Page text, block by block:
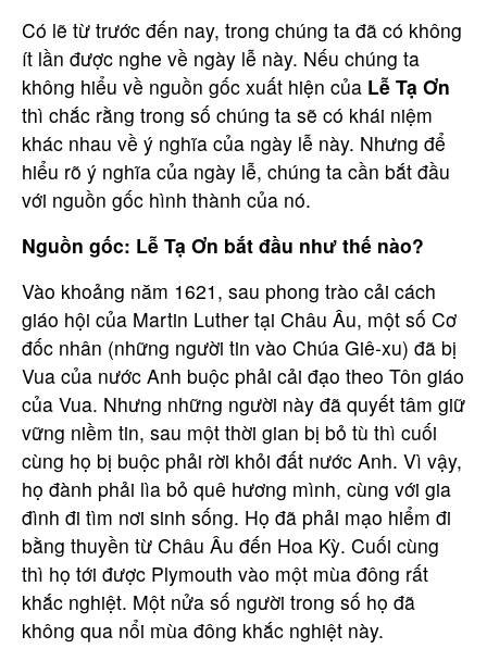
Có lẽ từ trước đến nay, trong chúng ta đã có không
ít lần được nghe về ngày lễ này. Nếu chúng ta
không hiểu về nguồn gốc xuất hiện của Lễ Tạ Ơn
thì chắc rằng trong số chúng ta sẽ có khái niệm
khác nhau về ý nghĩa của ngày lễ này. Nhưng để
hiểu rõ ý nghĩa của ngày lễ, chúng ta cần bắt đầu
với nguồn gốc hình thành của nó.
Nguồn gốc: Lễ Tạ Ơn bắt đầu như thế nào?
Vào khoảng năm 1621, sau phong trào cải cách
giáo hội của Martin Luther tại Châu Âu, một số Cơ
đốc nhân (những người tin vào Chúa Giê-xu) đã bị
Vua của nước Anh buộc phải cải đạo theo Tôn giáo
của Vua. Nhưng những người này đã quyết tâm giữ
vững niềm tin, sau một thời gian bị bỏ tù thì cuối
cùng họ bị buộc phải rời khỏi đất nước Anh. Vì vậy,
họ đành phải lìa bỏ quê hương mình, cùng với gia
đình đi tìm nơi sinh sống. Họ đã phải mạo hiểm đi
bằng thuyền từ Châu Âu đến Hoa Kỳ. Cuối cùng
thì họ tới được Plymouth vào một mùa đông rất
khắc nghiệt. Một nửa số người trong số họ đã
không qua nổi mùa đông khắc nghiệt này.